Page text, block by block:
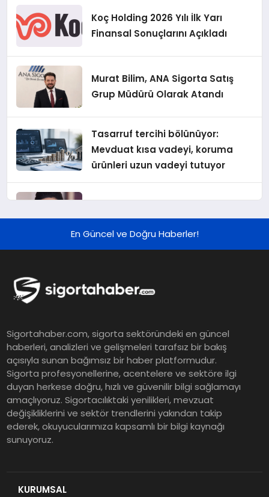
Koç Holding 2026 Yılı İlk Yarı
Finansal Sonuçlarını Açıkladı
Murat Bilim, ANA Sigorta Satış
Grup Müdürü Olarak Atandı
Tasarruf tercihi bölünüyor:
Mevduat kısa vadeyi, koruma
ürünleri uzun vadeyi tutuyor
Sonuçları
Sonuçlarını Açıkladı
Araştırması: Yapay Zekâ Destekli
Tehditler ve Kurumsal
Dayanıklılık
Sigorta Mobil İzmir Bölge
Müdürlüğü Faaliyete Başladı
En Güncel ve Doğru Haberler!
Sigortahaber.com, sigorta sektöründeki en güncel
haberleri, analizleri ve gelişmeleri tarafsız bir bakış
açısıyla sunan bağımsız bir haber platformudur.
Sigorta profesyonellerine, acentelere ve sektöre ilgi
duyan herkese doğru, hızlı ve güvenilir bilgi sağlamayı
amaçlıyoruz. Sigortacılıktaki yenilikleri, mevzuat
değişikliklerini ve sektör trendlerini yakından takip
ederek, okuyucularımıza kapsamlı bir bilgi kaynağı
sunuyoruz.
KURUMSAL